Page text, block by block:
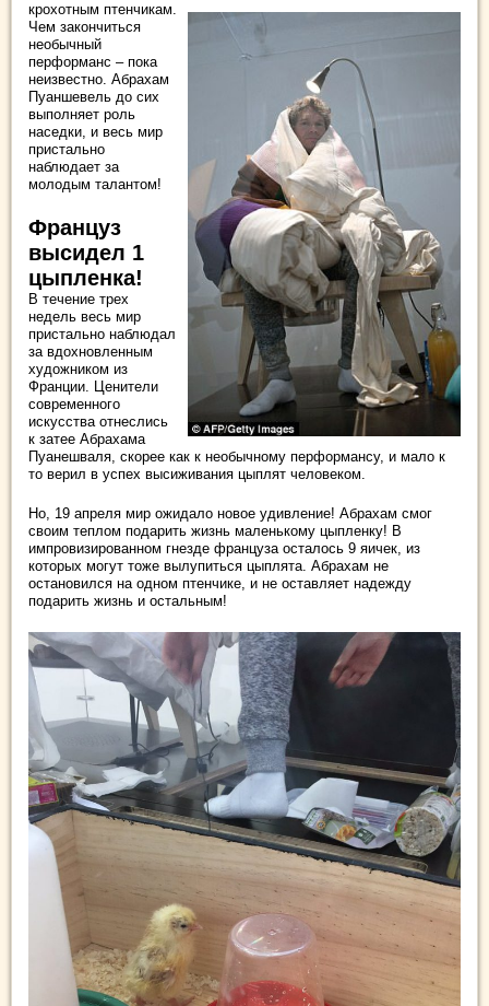
крохотным птенчикам.
Чем закончиться
необычный
перформанс – пока
неизвестно. Абрахам
Пуаншевель до сих
выполняет роль
наседки, и весь мир
пристально
наблюдает за
молодым талантом!
Француз
высидел 1
цыпленка!
В течение трех
недель весь мир
пристально наблюдал
за вдохновленным
художником из
Франции. Ценители
современного
искусства отнеслись
к затее Абрахама
Пуанешваля, скорее как к необычному перформансу, и мало к
то верил в успех высиживания цыплят человеком.
Но, 19 апреля мир ожидало новое удивление! Абрахам смог
своим теплом подарить жизнь маленькому цыпленку! В
импровизированном гнезде француза осталось 9 яичек, из
которых могут тоже вылупиться цыплята. Абрахам не
остановился на одном птенчике, и не оставляет надежду
подарить жизнь и остальным!